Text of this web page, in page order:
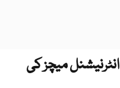
شاہین شاہ آفریدی کے ٹی20 انٹرنیشنل میچز کی